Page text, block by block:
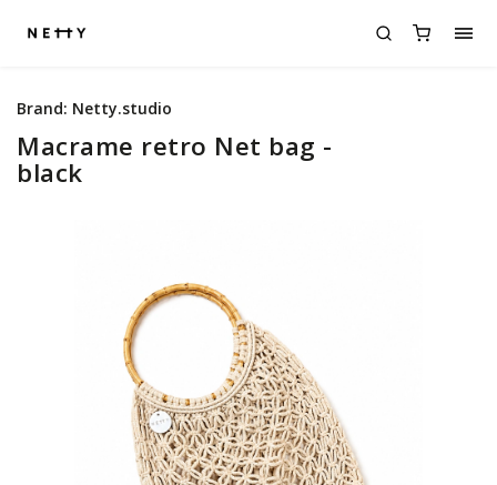
Macrame retro Net bag -
black
Brand: Netty.studio